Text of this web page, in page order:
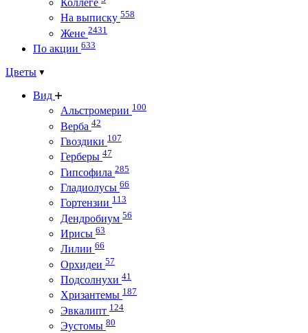
Коллеге
На выписку 558
Жене 2431
По акции 633
Цветы
Вид
Альстромерии 100
Верба 42
Гвоздики 107
Герберы 47
Гипсофила 285
Гладиолусы 66
Гортензии 113
Дендробиум 56
Ирисы 63
Лилии 66
Орхидеи 57
Подсолнухи 41
Хризантемы 187
Эвкалипт 124
Эустомы 80